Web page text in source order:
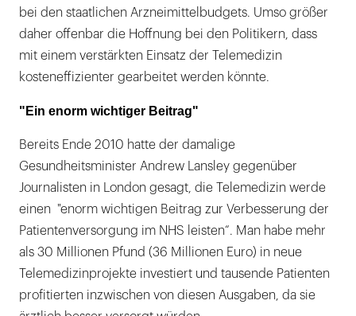
bei den staatlichen Arzneimittelbudgets. Umso größer
daher offenbar die Hoffnung bei den Politikern, dass
mit einem verstärkten Einsatz der Telemedizin
kosteneffizienter gearbeitet werden könnte.
"Ein enorm wichtiger Beitrag"
Bereits Ende 2010 hatte der damalige
Gesundheitsminister Andrew Lansley gegenüber
Journalisten in London gesagt, die Telemedizin werde
einen "enorm wichtigen Beitrag zur Verbesserung der
Patientenversorgung im NHS leisten“. Man habe mehr
als 30 Millionen Pfund (36 Millionen Euro) in neue
Telemedizinprojekte investiert und tausende Patienten
profitierten inzwischen von diesen Ausgaben, da sie